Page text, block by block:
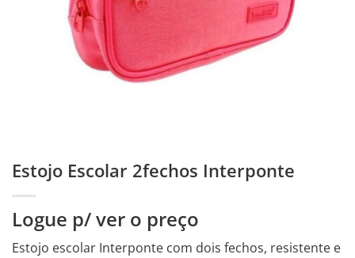
Estojo Escolar 2fechos Interponte
Logue p/ ver o preço
Estojo escolar Interponte com dois fechos, resistente e